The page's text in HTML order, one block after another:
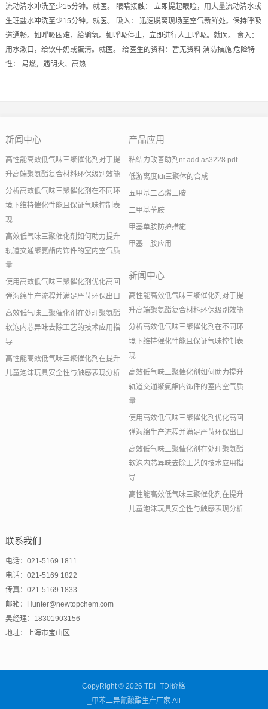
流动清水冲洗至少15分钟。就医。 眼睛接触： 立即提起眼睑，用大量流动清水或
生理盐水冲洗至少15分钟。就医。 吸入： 迅速脱离现场至空气新鲜处。保持呼吸
道通畅。如呼吸困难，给输氧。如呼吸停止，立即进行人工呼吸。就医。 食入：
用水漱口，给饮牛奶或蛋清。就医。 给医生的资料：暂无资料 消防措施 危险特
性： 易燃，遇明火、高热 ...
新闻中心
高性能高效低气味三聚催化剂对于提
升高端聚氨酯复合材料环保级别效能
分析高效低气味三聚催化剂在不同环
境下维持催化性能且保证气味控制表
现
高效低气味三聚催化剂如何助力提升
轨道交通聚氨酯内饰件的室内空气质
量
使用高效低气味三聚催化剂优化高回
弹海绵生产流程并满足严苛环保出口
高效低气味三聚催化剂在处理聚氨酯
软泡内芯异味去除工艺的技术应用指
导
高性能高效低气味三聚催化剂在提升
儿童泡沫玩具安全性与触感表现分析
产品应用
粘结力改善助剂nt add as3228.pdf
低游离度tdi三聚体的合成
五甲基二乙烯三胺
二甲基苄胺
甲基单胺防护措施
甲基二胺应用
新闻中心
高性能高效低气味三聚催化剂对于提
升高端聚氨酯复合材料环保级别效能
分析高效低气味三聚催化剂在不同环
境下维持催化性能且保证气味控制表
现
高效低气味三聚催化剂如何助力提升
轨道交通聚氨酯内饰件的室内空气质
量
使用高效低气味三聚催化剂优化高回
弹海绵生产流程并满足严苛环保出口
高效低气味三聚催化剂在处理聚氨酯
软泡内芯异味去除工艺的技术应用指
导
高性能高效低气味三聚催化剂在提升
儿童泡沫玩具安全性与触感表现分析
联系我们
电话：021-5169 1811
电话：021-5169 1822
传真：021-5169 1833
邮箱：Hunter@newtopchem.com
吴经理：18301903156
地址：上海市宝山区
CopyRight © 2026 TDI_TDI价格
_甲苯二异氰酸酯生产厂家 All